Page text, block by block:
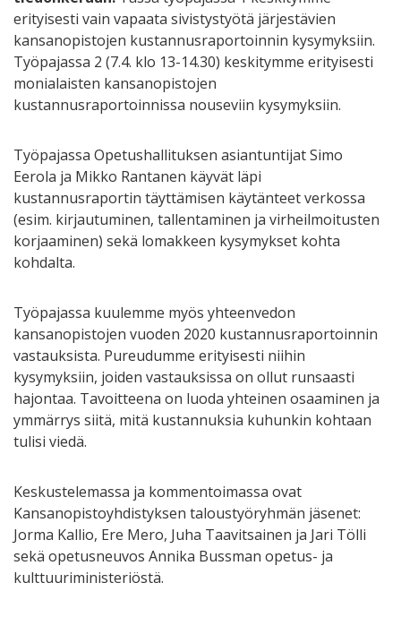
erityisesti vain vapaata sivistystyötä järjestävien
kansanopistojen kustannusraportoinnin kysymyksiin.
Työpajassa 2 (7.4. klo 13-14.30) keskitymme erityisesti
monialaisten kansanopistojen
kustannusraportoinnissa nouseviin kysymyksiin.
Työpajassa Opetushallituksen asiantuntijat Simo
Eerola ja Mikko Rantanen käyvät läpi
kustannusraportin täyttämisen käytänteet verkossa
(esim. kirjautuminen, tallentaminen ja virheilmoitusten
korjaaminen) sekä lomakkeen kysymykset kohta
kohdalta.
Työpajassa kuulemme myös yhteenvedon
kansanopistojen vuoden 2020 kustannusraportoinnin
vastauksista. Pureudumme erityisesti niihin
kysymyksiin, joiden vastauksissa on ollut runsaasti
hajontaa. Tavoitteena on luoda yhteinen osaaminen ja
ymmärrys siitä, mitä kustannuksia kuhunkin kohtaan
tulisi viedä.
Keskustelemassa ja kommentoimassa ovat
Kansanopistoyhdistyksen taloustyöryhmän jäsenet:
Jorma Kallio, Ere Mero, Juha Taavitsainen ja Jari Tölli
sekä opetusneuvos Annika Bussman opetus- ja
kulttuuriministeriöstä.